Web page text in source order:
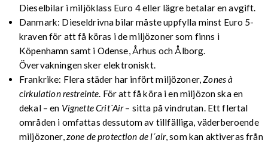
Dieselbilar i miljöklass Euro 4 eller lägre betalar en avgift.
Danmark: Dieseldrivna bilar måste uppfylla minst Euro 5-
kraven för att få köras i de miljözoner som finns i
Köpenhamn samt i Odense, Århus och Ålborg.
Övervakningen sker elektroniskt.
Frankrike: Flera städer har infört miljözoner,Zones à
cirkulation restreinte. För att få köra i en miljözon ska en
dekal – en Vignette Crit´Air– sitta på vindrutan. Ett flertal
områden i omfattas dessutom av tillfälliga, väderberoende
miljözoner,zone de protection de l´air, som kan aktiveras från